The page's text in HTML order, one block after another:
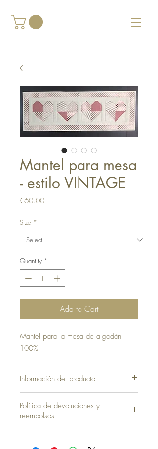
Mantel para mesa
- estilo VINTAGE
€60.00Price
Size *
Quantity *
Add to Cart
Mantel para la mesa de algodón
100%
Información del producto
Política de devoluciones y
reembolsos